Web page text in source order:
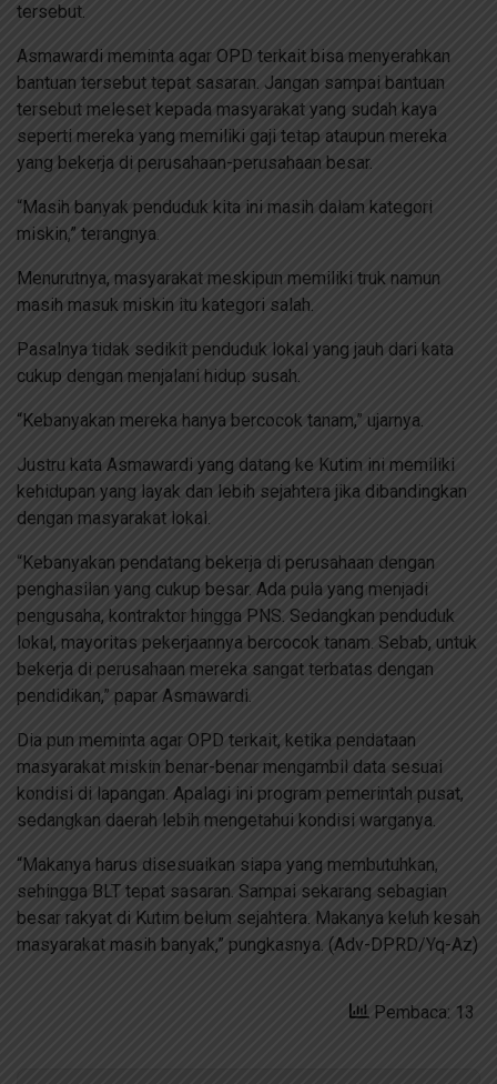
tersebut.
Asmawardi meminta agar OPD terkait bisa menyerahkan
bantuan tersebut tepat sasaran. Jangan sampai bantuan
tersebut meleset kepada masyarakat yang sudah kaya
seperti mereka yang memiliki gaji tetap ataupun mereka
yang bekerja di perusahaan-perusahaan besar.
“Masih banyak penduduk kita ini masih dalam kategori
miskin,” terangnya.
Menurutnya, masyarakat meskipun memiliki truk namun
masih masuk miskin itu kategori salah.
Pasalnya tidak sedikit penduduk lokal yang jauh dari kata
cukup dengan menjalani hidup susah.
“Kebanyakan mereka hanya bercocok tanam,” ujarnya.
Justru kata Asmawardi yang datang ke Kutim ini memiliki
kehidupan yang layak dan lebih sejahtera jika dibandingkan
dengan masyarakat lokal.
“Kebanyakan pendatang bekerja di perusahaan dengan
penghasilan yang cukup besar. Ada pula yang menjadi
pengusaha, kontraktor hingga PNS. Sedangkan penduduk
lokal, mayoritas pekerjaannya bercocok tanam. Sebab, untuk
bekerja di perusahaan mereka sangat terbatas dengan
pendidikan,” papar Asmawardi.
Dia pun meminta agar OPD terkait, ketika pendataan
masyarakat miskin benar-benar mengambil data sesuai
kondisi di lapangan. Apalagi ini program pemerintah pusat,
sedangkan daerah lebih mengetahui kondisi warganya.
“Makanya harus disesuaikan siapa yang membutuhkan,
sehingga BLT tepat sasaran. Sampai sekarang sebagian
besar rakyat di Kutim belum sejahtera. Makanya keluh kesah
masyarakat masih banyak,” pungkasnya. (Adv-DPRD/Yq-Az)
Pembaca: 13